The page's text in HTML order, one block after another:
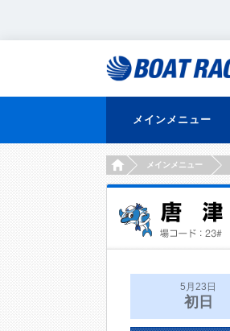
メインメニュー
HOMEメインメニュー
5月23日
初日